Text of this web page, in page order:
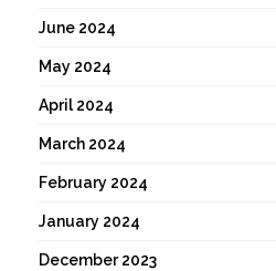
June 2024
May 2024
April 2024
March 2024
February 2024
January 2024
December 2023